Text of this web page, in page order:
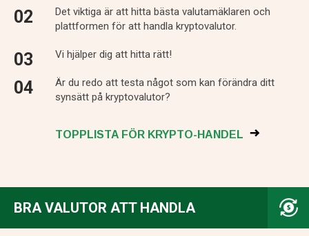
Det viktiga är att hitta bästa valutamäklaren och
plattformen för att handla kryptovalutor.
Vi hjälper dig att hitta rätt!
Är du redo att testa något som kan förändra ditt
synsätt på kryptovalutor?
TOPPLISTA FÖR KRYPTO-HANDEL
BRA VALUTOR ATT HANDLA